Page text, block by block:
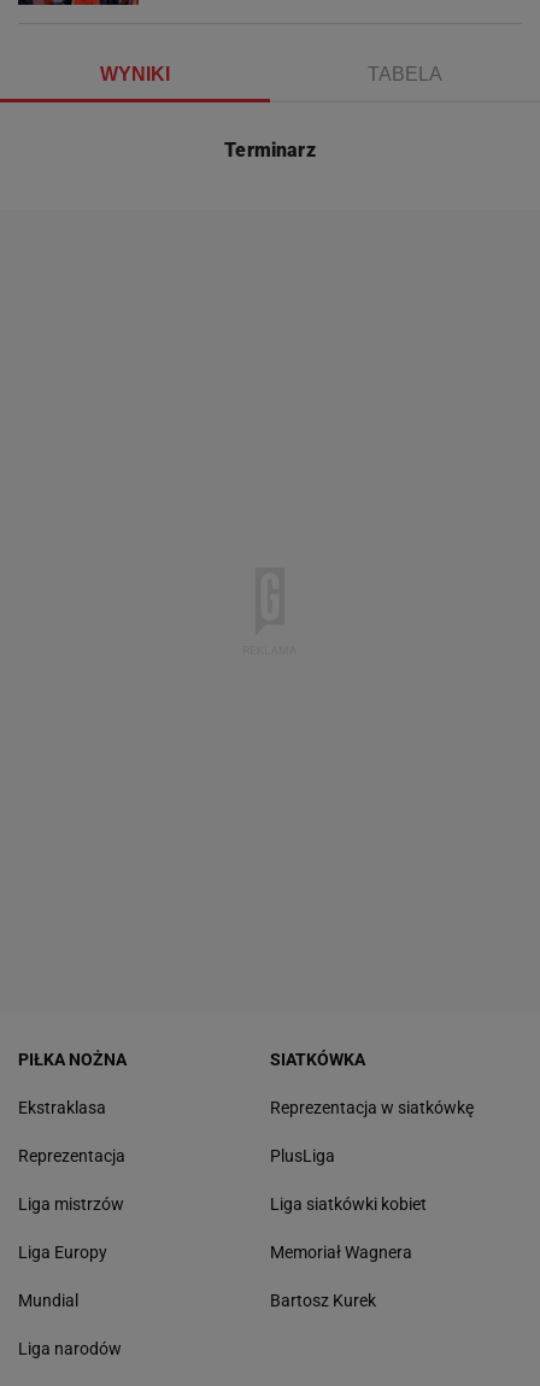
WYNIKI TABELA
Terminarz
PIŁKA NOŻNA
Ekstraklasa
Reprezentacja
Liga mistrzów
Liga Europy
Mundial
Liga narodów
SIATKÓWKA
Reprezentacja w siatkówkę
PlusLiga
Liga siatkówki kobiet
Memoriał Wagnera
Bartosz Kurek